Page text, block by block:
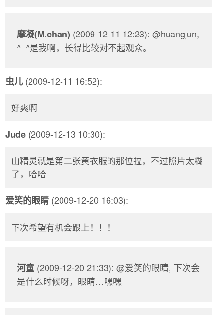
摩凝(M.chan) (2009-12-11 12:23): @huangjun,
^_^是我啊，长得比较对不起观众。
虫儿 (2009-12-11 16:52):
好爽啊
Jude (2009-12-13 10:30):
山精灵就是第二张黄衣服的那位拉，不过照片太糊
了，哈哈
爱笑的眼睛 (2009-12-20 16:03):
下次希望有机会跟上！！！
河童 (2009-12-20 21:33): @爱笑的眼睛, 下次会
是什么时候呀，眼睛…嘿嘿